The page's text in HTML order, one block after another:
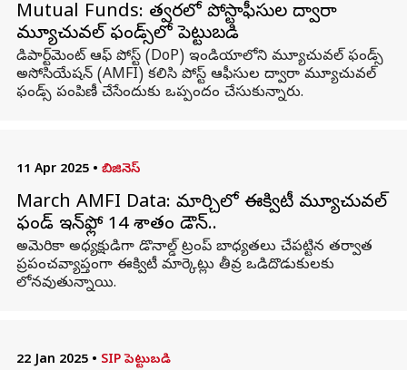
Mutual Funds: త్వరలో పోస్టాఫీసుల ద్వారా
మ్యూచువల్ ఫండ్స్‌లో పెట్టుబడి
డిపార్ట్‌మెంట్ ఆఫ్ పోస్ట్ (DoP) ఇండియాలోని మ్యూచువల్ ఫండ్స్
అసోసియేషన్ (AMFI) కలిసి పోస్ట్ ఆఫీసుల ద్వారా మ్యూచువల్
ఫండ్స్ పంపిణీ చేసేందుకు ఒప్పందం చేసుకున్నారు.
11 Apr 2025 • బిజినెస్
March AMFI Data: మార్చిలో ఈక్విటీ మ్యూచువల్
ఫండ్ ఇన్‌ఫ్లో 14 శాతం డౌన్..
అమెరికా అధ్యక్షుడిగా డొనాల్డ్ ట్రంప్ బాధ్యతలు చేపట్టిన తర్వాత
ప్రపంచవ్యాప్తంగా ఈక్విటీ మార్కెట్లు తీవ్ర ఒడిదొడుకులకు
లోనవుతున్నాయి.
22 Jan 2025 • SIP పెట్టుబడి